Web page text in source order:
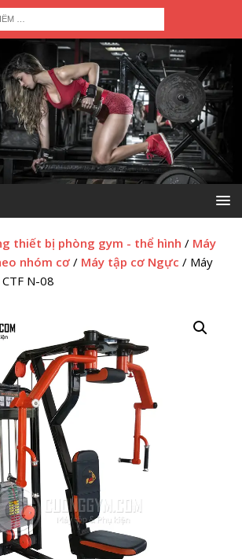
thiết bị phòng gym - thể hình / Máy
nhóm cơ / Máy tập cơ Ngực / Máy
N-08